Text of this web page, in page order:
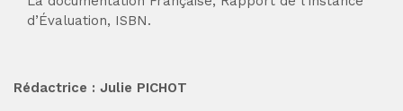
d’Évaluation, ISBN.
Rédactrice : Julie PICHOT